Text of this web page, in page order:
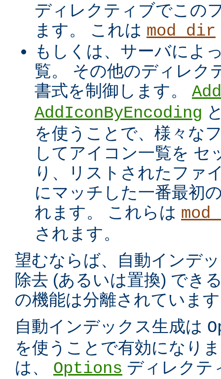
ディレクティブでこの
ます。 これは mod_dir
もしくは、サーバによ
覧。 その他のディレク
書式を制御します。
AddIconByEncoding
を使うことで、様々な
してアイコン一覧を セ
り、リストされたファ
にマッチした一番最初
れます。 これらは
されます。
望むならば、自動インデ
除去 (あるいは置換) でき
の機能は分離されていま
自動インデックス生成は
を使うことで有効になり
は、 Options ディレクテ